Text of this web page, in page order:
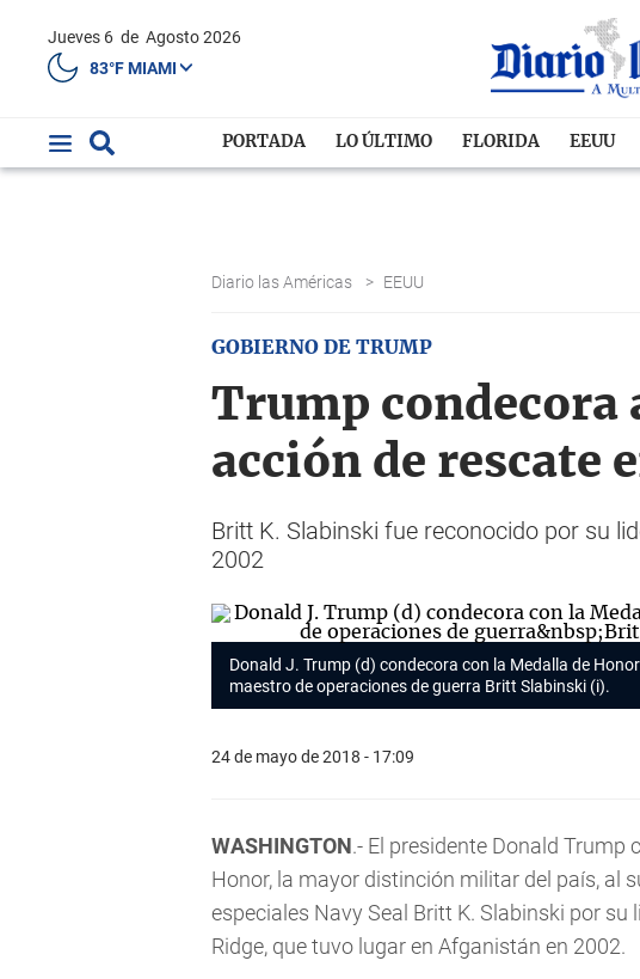
Jueves 6 de Agosto 2026
83°F MIAMI
PORTADA LO ÚLTIMO FLORIDA EEUU
Diario las Américas > EEUU
GOBIERNO DE TRUMP
Trump
acción de rescate
Britt K. Slabinski fue reconocido por su
2002
Donald J. Trump (d) condecora con la Medalla de
maestro de operaciones de guerra Britt Slabinski (i).
24 de mayo de 2018 - 17:09
WASHINGTON.- El presidente Donald Trump
Honor, la mayor distinción militar del país, al
especiales Navy Seal Britt K. Slabinski por su
Ridge, que tuvo lugar en Afganistán en 2002.